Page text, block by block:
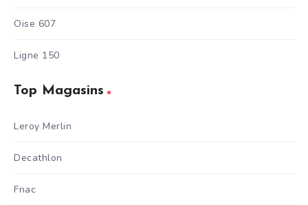
Oise 607
Ligne 150
Top Magasins
Leroy Merlin
Decathlon
Fnac